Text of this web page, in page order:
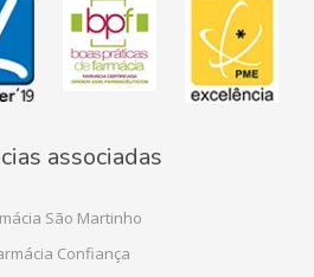
associadas
São Martinho
Confiança